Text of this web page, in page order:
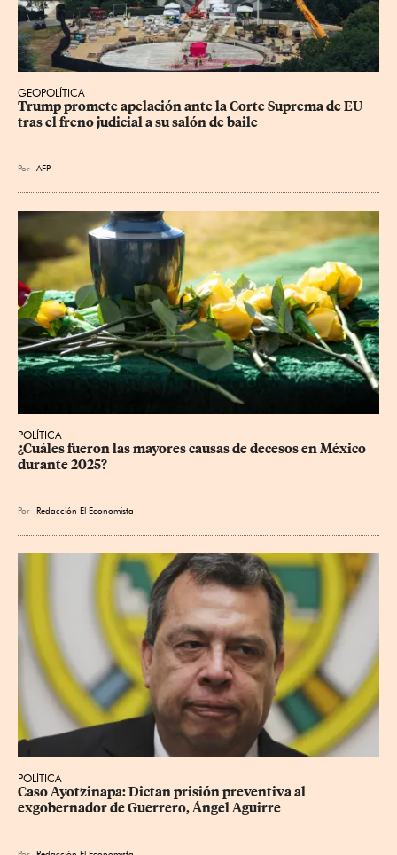
GEOPOLÍTICA
Trump promete apelación ante la Corte Suprema de EU
tras el freno judicial a su salón de baile
Por AFP
POLÍTICA
¿Cuáles fueron las mayores causas de decesos en México
durante 2025?
Por Redacción El Economista
POLÍTICA
Caso Ayotzinapa: Dictan prisión preventiva al
exgobernador de Guerrero, Ángel Aguirre